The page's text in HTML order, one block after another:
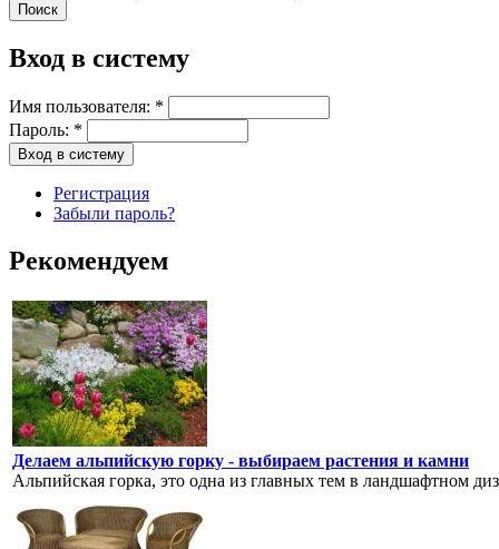
Вход в систему
Имя пользователя: *
Пароль: *
Регистрация
Забыли пароль?
Рекомендуем
Делаем альпийскую горку - выбираем растения и камни
Альпийская горка, это одна из главных тем в ландшафтном